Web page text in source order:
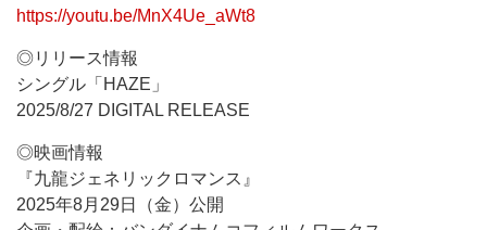
https://youtu.be/MnX4Ue_aWt8
◎リリース情報
シングル「HAZE」
2025/8/27 DIGITAL RELEASE
◎映画情報
『九龍ジェネリックロマンス』
2025年8月29日（金）公開